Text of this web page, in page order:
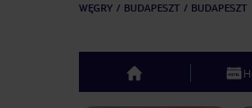
WĘGRY BUDAPESZT BUDAPESZT
top